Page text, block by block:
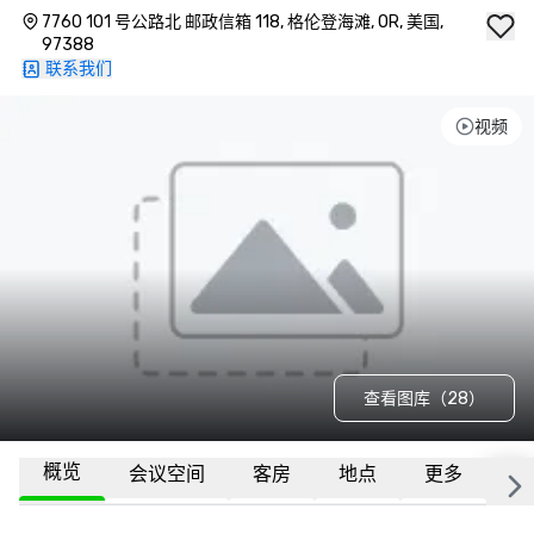
7760 101 号公路北 邮政信箱 118, 格伦登海滩, OR, 美国,
97388
联系我们
视频
查看图库（28）
概览 会议空间 客房 地点 更多 常